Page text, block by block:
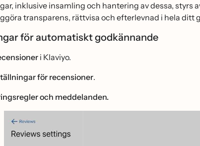
inklusive insamling och hantering av dessa, styrs
transparens, rättvisa och efterlevnad i hela ditt
för automatiskt godkännande
i Klaviyo.
för recensioner.
och meddelanden.